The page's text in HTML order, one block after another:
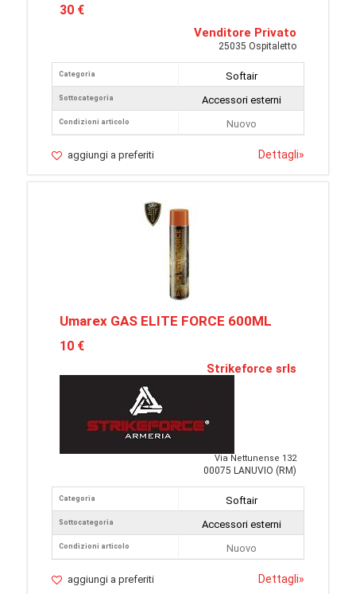
30 €
Venditore Privato
25035 Ospitaletto
Categoria
Sottocategoria
Condizioni articolo
Softair
Accessori esterni
Nuovo
aggiungi a preferiti Dettagli»
Umarex GAS ELITE FORCE 600ML
10 €
Strikeforce srls
Via Nettunense 132
00075 LANUVIO (RM)
Categoria
Sottocategoria
Condizioni articolo
Softair
Accessori esterni
Nuovo
aggiungi a preferiti Dettagli»